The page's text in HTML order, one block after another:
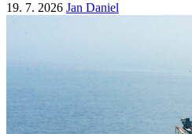
19. 7. 2026 Jan Daniel